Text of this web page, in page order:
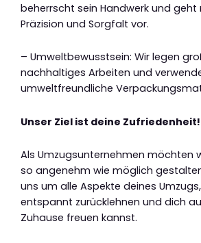
beherrscht sein Handwerk und
Präzision und Sorgfalt vor.
– Umweltbewusstsein: Wir legen
nachhaltiges Arbeiten und
umweltfreundliche
Unser Ziel ist deine Zufriedenheit!
Als Umzugsunternehmen möchten
so angenehm wie möglich
uns um alle Aspekte deines
entspannt zurücklehnen und dich
Zuhause freuen kannst.